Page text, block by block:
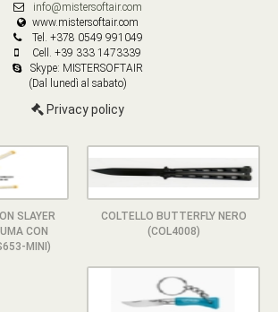
info@mistersoftair.com
www.mistersoftair.com
Tel. +378 0549 991049
Cell. +39 333 1473339
Skype: MISTERSOFTAIR
(Dal lunedì al sabato)
Privacy policy
SLAYER
CON
MINI)
COLTELLO BUTTERFLY NERO
(COL4008)